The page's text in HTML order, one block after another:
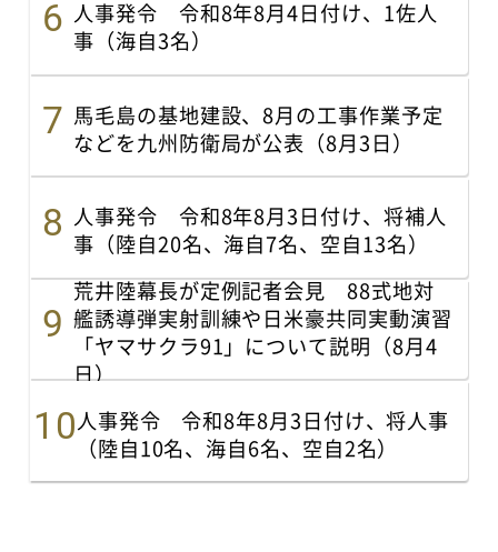
人事発令 令和8年8月4日付け、1佐人
事（海自3名）
馬毛島の基地建設、8月の工事作業予定
などを九州防衛局が公表（8月3日）
人事発令 令和8年8月3日付け、将補人
事（陸自20名、海自7名、空自13名）
荒井陸幕長が定例記者会見 88式地対
艦誘導弾実射訓練や日米豪共同実動演習
「ヤマサクラ91」について説明（8月4
日）
人事発令 令和8年8月3日付け、将人事
（陸自10名、海自6名、空自2名）